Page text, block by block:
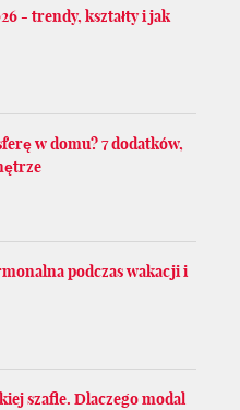
- trendy, kształty i jak
w domu? 7 dodatków,
podczas wakacji i
szafie. Dlaczego modal